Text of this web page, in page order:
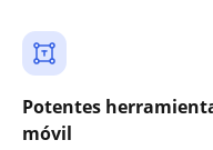
Potentes
móvil